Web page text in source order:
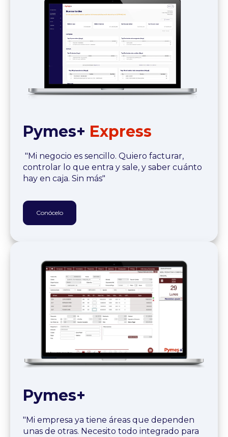
Pymes+ Express
" Mi negocio es sencillo. Quiero facturar,
controlar lo que entra y sale, y saber cuánto
hay en caja. Sin más"
Conócelo
Pymes+
"Mi empresa ya tiene áreas que dependen
unas de otras. Necesito todo integrado para